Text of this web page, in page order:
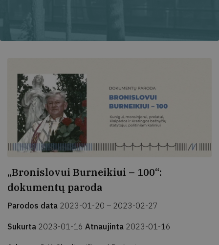
„Bronislovui Burneikiui – 100“:
dokumentų paroda
Parodos data 2023-01-20 – 2023-02-27
Sukurta 2023-01-16 Atnaujinta 2023-01-16